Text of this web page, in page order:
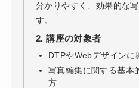
分かりやすく、効果的な
す。
2. 講座の対象者
DTPやWebデザインに
写真編集に関する基本
方